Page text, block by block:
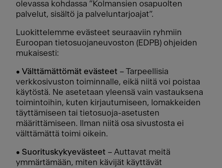
olevassa kohdassa ”Kolmansien osapuolten
palvelut, sisältö ja palveluntarjoajat”.
Luokittelemme evästeet seuraaviin ryhmiin
Euroopan tietosuojaneuvoston (EDPB) ohjeiden
mukaisesti:
• Välttämättömät evästeet – Tarpeellisia
verkkosivuston toiminnalle, eikä niitä voi poistaa
käytöstä. Ne asetetaan yleensä vain vastauksena
toimintoihin, kuten kirjautumiseen, lomakkeiden
täyttämiseen tai tietosuoja-asetusten
määrittämiseen. Ilman niitä osa sivustosta ei
välttämättä toimi oikein.
• Suorituskykyevästeet – Auttavat meitä
ymmärtämään, miten kävijät käyttävät